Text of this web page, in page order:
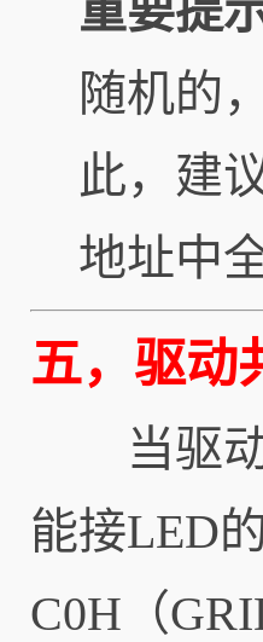
重要提
随机的
此，建
地址中
五，驱动
当驱动
能接LED
C0H（